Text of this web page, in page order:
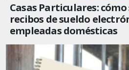
Casas Particulares:
recibos de sueldo
empleadas domésticas